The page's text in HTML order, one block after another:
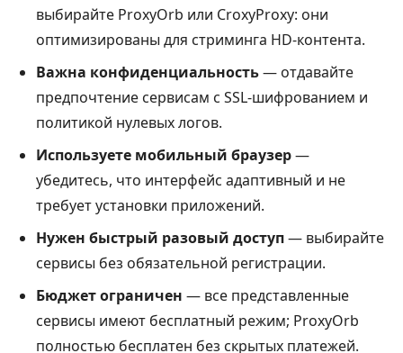
выбирайте ProxyOrb или CroxyProxy: они
оптимизированы для стриминга HD-контента.
Важна конфиденциальность— отдавайте
предпочтение сервисам с SSL-шифрованием и
политикой нулевых логов.
Используете мобильный браузер—
убедитесь, что интерфейс адаптивный и не
требует установки приложений.
Нужен быстрый разовый доступ— выбирайте
сервисы без обязательной регистрации.
Бюджет ограничен — все представленные
сервисы имеют бесплатный режим; ProxyOrb
полностью бесплатен без скрытых платежей.